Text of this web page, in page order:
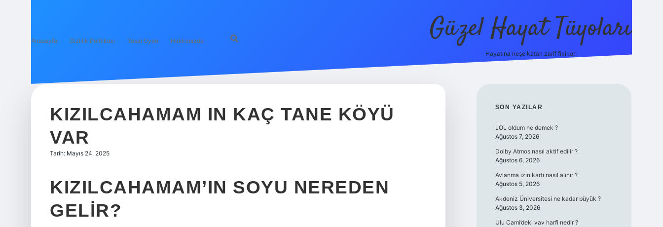
Anasayfa Gizlilik Politikası Yasal Uyarı Hakkımızda Güzel Hayat Tüyoları
Hayatına neşe katan zarif fikirler!
KIZILCAHAMAM IN KAÇ TANE KÖYÜ
VAR
Tarih: Mayıs 24, 2025
KIZILCAHAMAM’IN SOYU NEREDEN
GELIR?
SIDEBAR
SON YAZILAR
LOL oldum ne demek ?
Ağustos 7, 2026
Dolby Atmos nasıl aktif edilir ?
Ağustos 6, 2026
Avlanma izin kartı nasıl alınır ?
Ağustos 5, 2026
Akdeniz Üniversitesi ne kadar büyük ?
Ağustos 3, 2026
Ulu Cami’deki vav harfi nedir ?